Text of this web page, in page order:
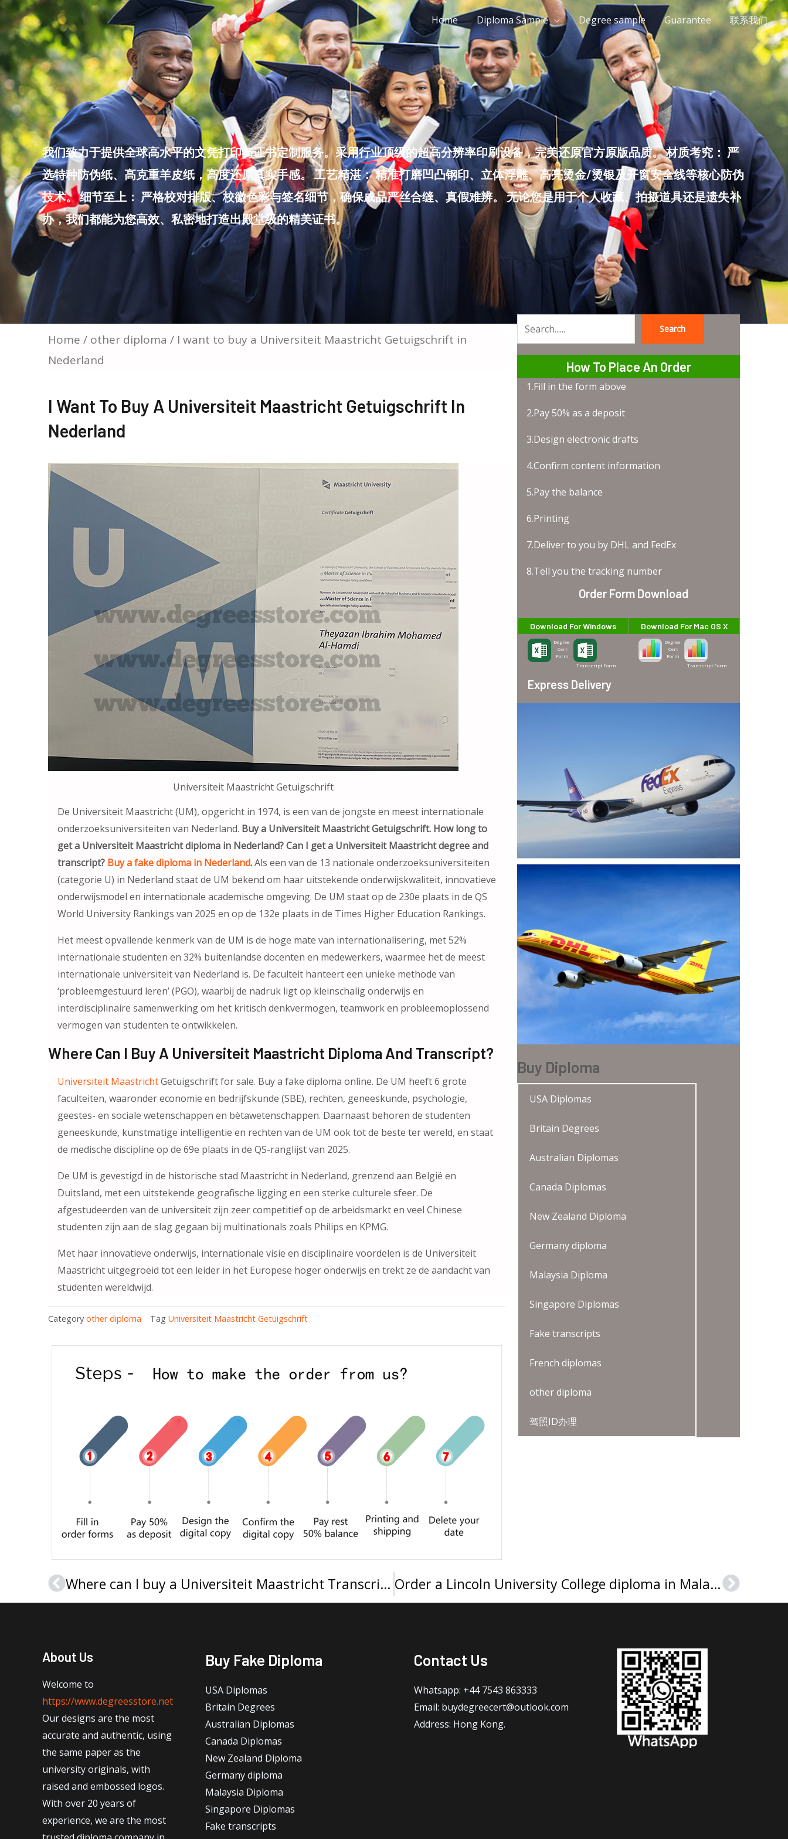
Skip
to
content
Home Diploma Sample Degree sample Guarantee 联系我们
我们致力于提供全球高水平的文凭打印与证书定制服务。采用行业顶级的超高分辨率印刷设备，完美还原官方原版品质。 材质考究： 严
选特种防伪纸、高克重羊皮纸，高度还原真实手感。 工艺精湛： 精准打磨凹凸钢印、立体浮雕、高亮烫金/烫银及开窗安全线等核心防伪
技术。 细节至上： 严格校对排版、校徽色彩与签名细节，确保成品严丝合缝、真假难辨。 无论您是用于个人收藏、拍摄道具还是遗失补
办，我们都能为您高效、私密地打造出殿堂级的精美证书。
Home / other diploma / I want to buy a Universiteit Maastricht Getuigschrift in
Nederland
I Want To Buy A Universiteit Maastricht Getuigschrift In
Nederland
Universiteit Maastricht Getuigschrift
De Universiteit Maastricht (UM), opgericht in 1974, is een van de jongste en meest internationale
onderzoeksuniversiteiten van Nederland. Buy a Universiteit Maastricht Getuigschrift. How long to
get a Universiteit Maastricht diploma in Nederland? Can I get a Universiteit Maastricht degree and
transcript? Buy a fake diploma in Nederland.Als een van de 13 nationale onderzoeksuniversiteiten
(categorie U) in Nederland staat de UM bekend om haar uitstekende onderwijskwaliteit, innovatieve
onderwijsmodel en internationale academische omgeving. De UM staat op de 230e plaats in de QS
World University Rankings van 2025 en op de 132e plaats in de Times Higher Education Rankings.
Het meest opvallende kenmerk van de UM is de hoge mate van internationalisering, met 52%
internationale studenten en 32% buitenlandse docenten en medewerkers, waarmee het de meest
internationale universiteit van Nederland is. De faculteit hanteert een unieke methode van
‘probleemgestuurd leren’ (PGO), waarbij de nadruk ligt op kleinschalig onderwijs en
interdisciplinaire samenwerking om het kritisch denkvermogen, teamwork en probleemoplossend
vermogen van studenten te ontwikkelen.
Where Can I Buy A Universiteit Maastricht Diploma And Transcript?
Universiteit MaastrichtGetuigschrift for sale. Buy a fake diploma online. De UM heeft 6 grote
faculteiten, waaronder economie en bedrijfskunde (SBE), rechten, geneeskunde, psychologie,
geestes- en sociale wetenschappen en bètawetenschappen. Daarnaast behoren de studenten
geneeskunde, kunstmatige intelligentie en rechten van de UM ook tot de beste ter wereld, en staat
de medische discipline op de 69e plaats in de QS-ranglijst van 2025.
De UM is gevestigd in de historische stad Maastricht in Nederland, grenzend aan België en
Duitsland, met een uitstekende geografische ligging en een sterke culturele sfeer. De
afgestudeerden van de universiteit zijn zeer competitief op de arbeidsmarkt en veel Chinese
studenten zijn aan de slag gegaan bij multinationals zoals Philips en KPMG.
Met haar innovatieve onderwijs, internationale visie en disciplinaire voordelen is de Universiteit
Maastricht uitgegroeid tot een leider in het Europese hoger onderwijs en trekt ze de aandacht van
studenten wereldwijd.
Category other diploma Tag Universiteit Maastricht Getuigschrift
Search
How To Place An Order
1.Fill in the form above
2.Pay 50% as a deposit
3.Design electronic drafts
4.Confirm content information
5.Pay the balance
6.Printing
7.Deliver to you by DHL and FedEx
8.Tell you the tracking number
Order Form Download
Download For Windows
Degree-
Cert
Form
Transcript Form
Download For Mac OS X
Degree-
Cert
Form
Transcript Form
Express Delivery
Buy Diploma
USA Diplomas
Britain Degrees
Australian Diplomas
Canada Diplomas
New Zealand Diploma
Germany diploma
Malaysia Diploma
Singapore Diplomas
Fake transcripts
French diplomas
other diploma
驾照ID办理
Prev Where can I buy a Universiteit Maastricht Transcript online? Order a Lincoln University College diploma in MalaysiaNext
About Us
Welcome to
https://www.degreesstore.net
Our designs are the most
accurate and authentic, using
the same paper as the
university originals, with
raised and embossed logos.
With over 20 years of
experience, we are the most
Buy Fake Diploma
USA Diplomas
Britain Degrees
Australian Diplomas
Canada Diplomas
New Zealand Diploma
Germany diploma
Malaysia Diploma
Singapore Diplomas
Fake transcripts
Contact Us
Whatsapp: +44 7543 863333
Email: buydegreecert@outlook.com
Address: Hong Kong.